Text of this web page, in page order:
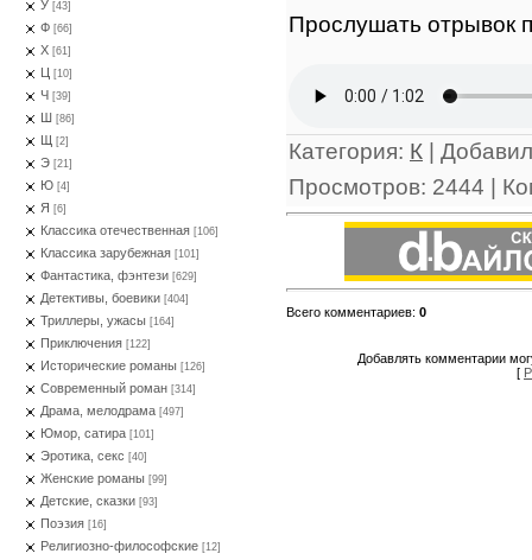
У [43]
Ф [66]
Х [61]
Ц [10]
Ч [39]
Ш [86]
Щ [2]
Э [21]
Ю [4]
Я [6]
Классика отечественная [106]
Классика зарубежная [101]
Фантастика, фэнтези [629]
Детективы, боевики [404]
Триллеры, ужасы [164]
Приключения [122]
Исторические романы [126]
Современный роман [314]
Драма, мелодрама [497]
Юмор, сатира [101]
Эротика, секс [40]
Женские романы [99]
Детские, сказки [93]
Поэзия [16]
Религиозно-философские [12]
Прослушать отрывок
Категория: К | Добавил
Просмотров: 2444 |
Всего комментариев: 0
Добавлять комментарии
[